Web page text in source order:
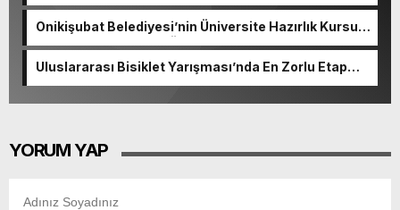
Onikişubat Belediyesi’nin Üniversite Hazırlık Kursu
başvurularında son gün 7 Ağustos.
Uluslararası Bisiklet Yarışması’nda En Zorlu Etap
YORUM YAP